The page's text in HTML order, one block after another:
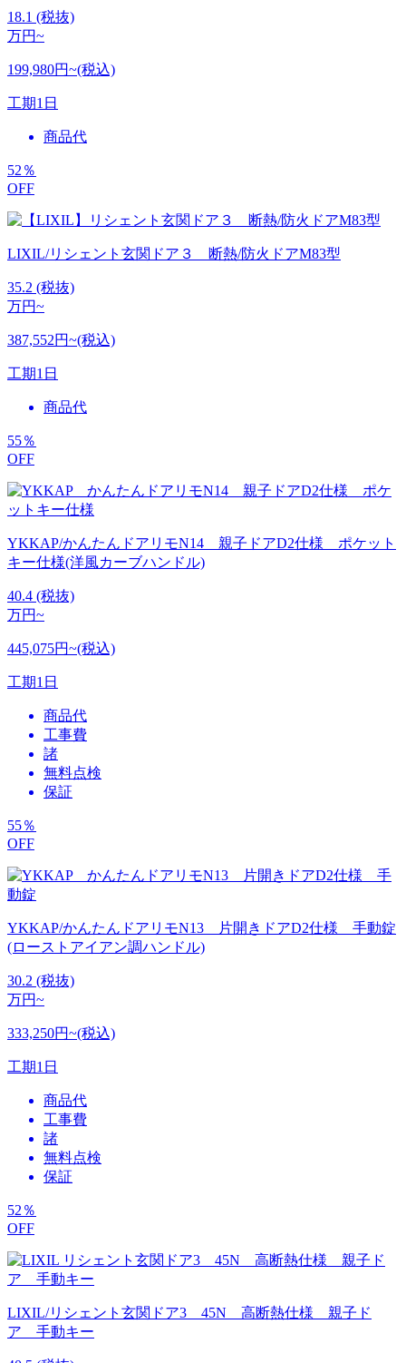
18.1 (税抜)
万円~
199,980円~(税込)
工期1日
商品代
52 ％
OFF
LIXIL/リシェント玄関ドア３ 断熱/防火ドアM83型
35.2 (税抜)
万円~
387,552円~(税込)
工期1日
商品代
55％
OFF
YKKAP/かんたんドアリモN14 親子ドアD2仕様 ポケット
キー仕様(洋風カーブハンドル)
40.4 (税抜)
万円~
445,075円~(税込)
工期1日
商品代
工事費
諸
無料点検
保証
55％
OFF
YKKAP/かんたんドアリモN13 片開きドアD2仕様 手動錠
(ローストアイアン調ハンドル)
30.2 (税抜)
万円~
333,250円~(税込)
工期1日
商品代
工事費
諸
無料点検
保証
52 ％
OFF
LIXIL/リシェント玄関ドア3 45N 高断熱仕様 親子ド
ア 手動キー